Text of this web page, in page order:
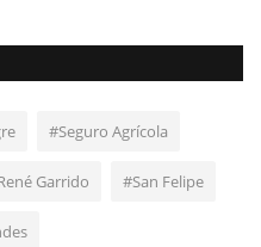
#Seguro Agrícola
Garrido #San Felipe